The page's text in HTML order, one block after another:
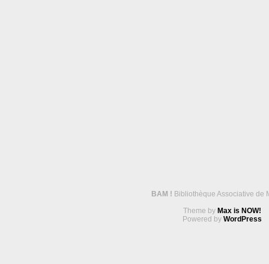
BAM ! Bibliothèque Associative de
Theme by Max is NOW!
Powered by WordPress